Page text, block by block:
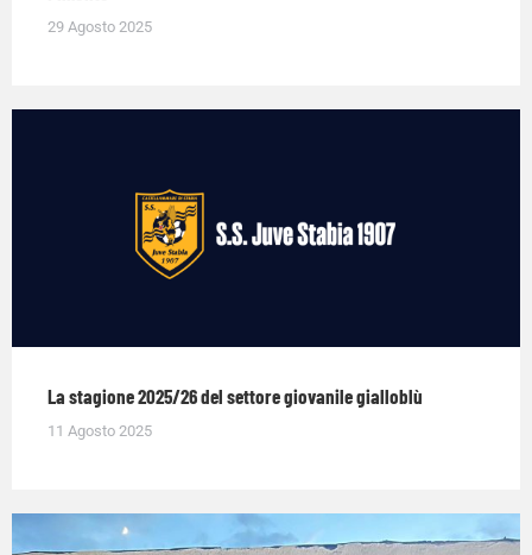
29 Agosto 2025
La stagione 2025/26 del settore giovanile gialloblù
11 Agosto 2025